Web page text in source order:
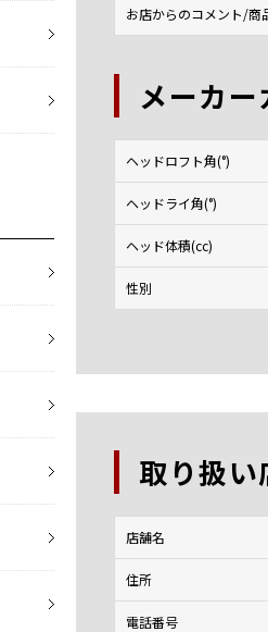
お店からのコメント/商
メーカ
ヘッドロフト角(°)
ヘッドライ角(°)
ヘッド体積(cc)
性別
取り扱い
店舗名
住所
電話番号